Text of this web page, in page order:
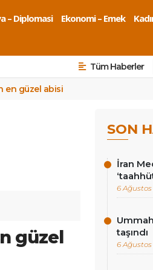
– Diplomasi Ekonomi – Emek
Tüm Haberler
en güzel abisi
güzel
SON
İran
6
taşındı
6